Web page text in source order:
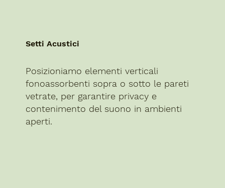
Setti Acustici
Posizioniamo elementi verticali
fonoassorbenti sopra o sotto le pareti
vetrate, per garantire privacy e
contenimento del suono in ambienti
aperti.